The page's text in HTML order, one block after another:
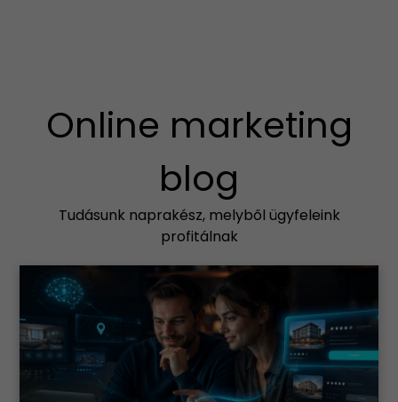
Online marketing
blog
Tudásunk naprakész, melyből ügyfeleink
profitálnak